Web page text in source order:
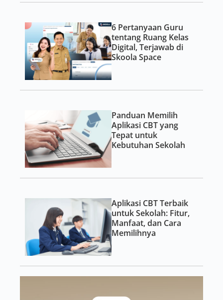
6 Pertanyaan Guru
tentang Ruang Kelas
Digital, Terjawab di
Skoola Space
Panduan Memilih
Aplikasi CBT yang
Tepat untuk
Kebutuhan Sekolah
Aplikasi CBT Terbaik
untuk Sekolah: Fitur,
Manfaat, dan Cara
Memilihnya